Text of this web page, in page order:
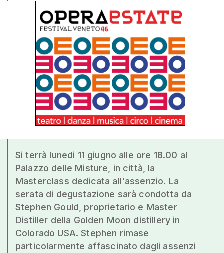
Si terrà lunedi 11 giugno alle ore 18.00 al
Palazzo delle Misture, in città, la
Masterclass dedicata all'assenzio. La
serata di degustazione sarà condotta da
Stephen Gould, proprietario e Master
Distiller della Golden Moon distillery in
Colorado USA. Stephen rimase
particolarmente affascinato dagli assenzi